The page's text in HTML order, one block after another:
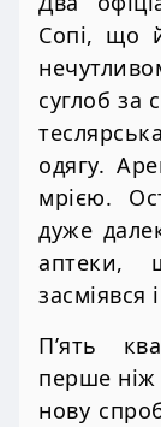
Сопі, що
суглоб за
одягу.
мрією.
дуже
аптеки,
засміявся
П’ять
перше ніж
нову